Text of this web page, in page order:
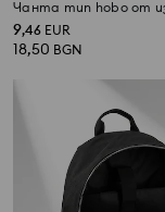
9,46 EUR
18,50 BGN